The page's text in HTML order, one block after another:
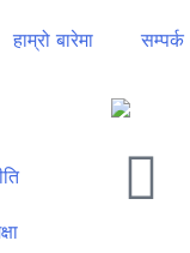
हाम्रो बारेमा सम्पर्क